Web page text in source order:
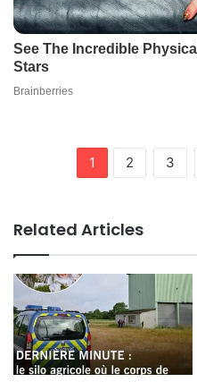
1 2 3
Related Articles